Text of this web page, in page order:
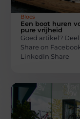
Blocs
Een boot huren
pure vrijheid
Goed artikel?
Share on
LinkedIn Share